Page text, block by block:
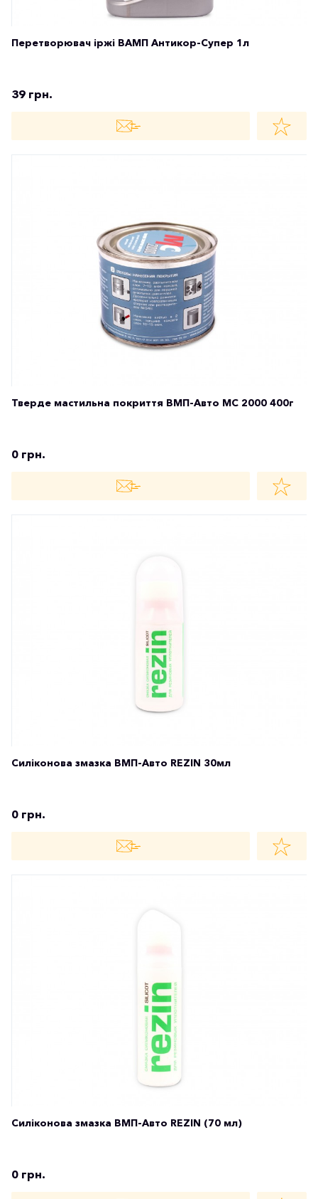
Перетворювач іржі ВАМП Антикор-Супер 1л
39 грн.
Тверде мастильна покриття ВМП-Авто МС 2000 400г
0 грн.
Силіконова змазка ВМП-Авто REZIN 30мл
0 грн.
Силіконова змазка ВМП-Авто REZIN (70 мл)
0 грн.